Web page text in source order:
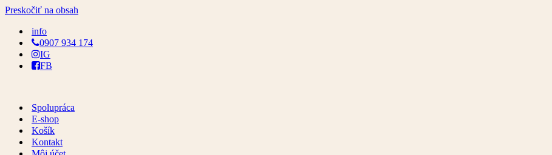
Preskočiť na obsah
info
0907 934 174
IG
FB
Spolupráca
E-shop
Košík
Kontakt